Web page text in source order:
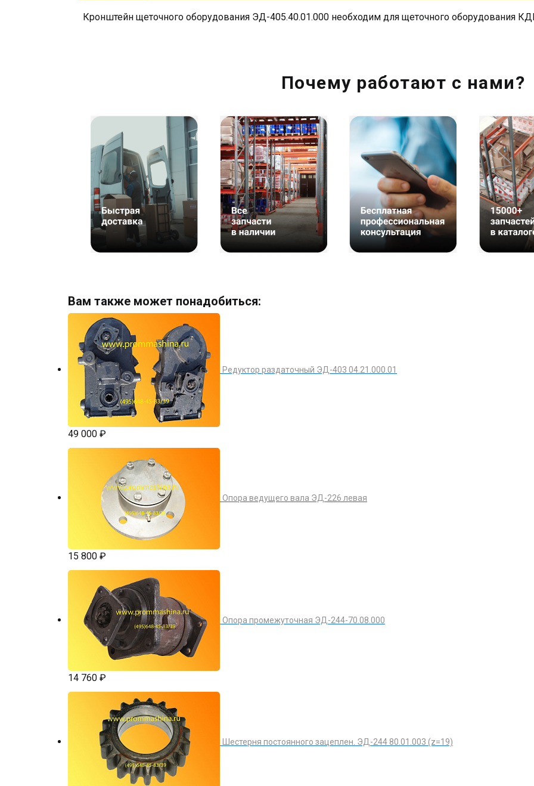
Кронштейн щеточного оборудования ЭД-405.40.01.000 необходим для щеточного оборудования
Почему работают с нами?
Вам также может понадобиться:
Редуктор раздаточный ЭД-403 04.21.000.01
49 000 ₽
Опора ведущего вала ЭД-226 левая
15 800 ₽
Опора промежуточная ЭД-244-70.08.000
14 760 ₽
Шестерня постоянного зацеплен. ЭД-244 80.01.003 (z=19)